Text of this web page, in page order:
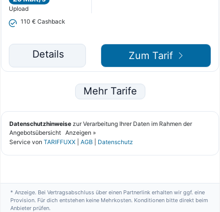
* Anzeige. Bei Vertragsabschluss über einen Partnerlink erhalten wir ggf. eine
Provision. Für dich entstehen keine Mehrkosten. Konditionen bitte direkt beim
Anbieter prüfen.